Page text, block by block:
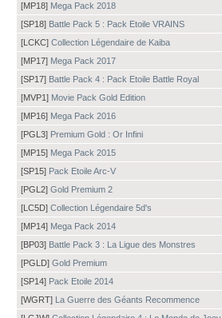
[MP18] Mega Pack 2018
[SP18] Battle Pack 5 : Pack Etoile VRAINS
[LCKC] Collection Légendaire de Kaiba
[MP17] Mega Pack 2017
[SP17] Battle Pack 4 : Pack Etoile Battle Royal
[MVP1] Movie Pack Gold Edition
[MP16] Mega Pack 2016
[PGL3] Premium Gold : Or Infini
[MP15] Mega Pack 2015
[SP15] Pack Etoile Arc-V
[PGL2] Gold Premium 2
[LC5D] Collection Légendaire 5d's
[MP14] Mega Pack 2014
[BP03] Battle Pack 3 : La Ligue des Monstres
[PGLD] Gold Premium
[SP14] Pack Etoile 2014
[WGRT] La Guerre des Géants Recommence